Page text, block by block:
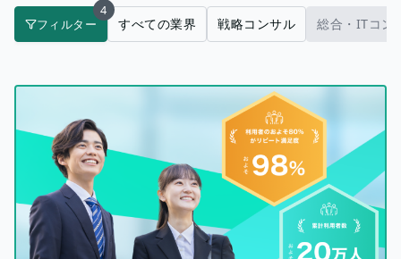
フィルター
4
すべての業界 戦略コンサル 総合・ITコン